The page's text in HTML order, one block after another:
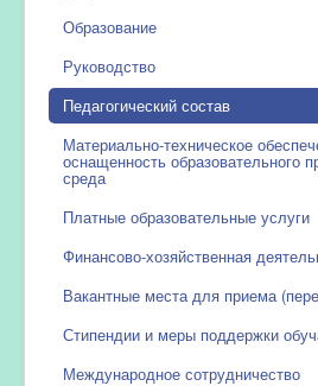
Образование
Руководство
Педагогический состав
Материально-техническое
оснащенность образовательного
среда
Платные образовательные услуги
Финансово-хозяйственная
Вакантные места для приема
Стипендии и меры поддержки
Международное сотрудничество